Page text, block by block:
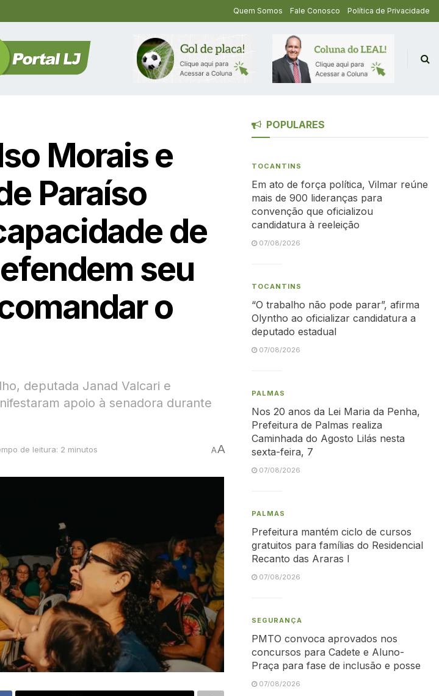
Quem Somos Fale Conosco Política de Privacidade
Morais e
Paraíso
de
seu
o
deputada Janad Valcari e
apoio à senadora durante
de leitura: 2 minutos AA
POPULARES
TOCANTINS
Em ato de força política, Vilmar reúne
mais de 900 lideranças para
convenção que oficializou
candidatura à reeleição
07/08/2026
TOCANTINS
“O trabalho não pode parar”, afirma
Olyntho ao oficializar candidatura a
deputado estadual
07/08/2026
PALMAS
Nos 20 anos da Lei Maria da Penha,
Prefeitura de Palmas realiza
Caminhada do Agosto Lilás nesta
sexta-feira, 7
07/08/2026
PALMAS
Prefeitura mantém ciclo de cursos
gratuitos para famílias do Residencial
Recanto das Araras I
07/08/2026
SEGURANÇA
PMTO convoca aprovados nos
concursos para Cadete e Aluno-
Praça para fase de inclusão e posse
07/08/2026